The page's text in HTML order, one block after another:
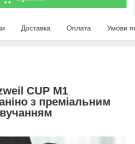
Доставка Оплата Умови
CUP M1
з преміальним